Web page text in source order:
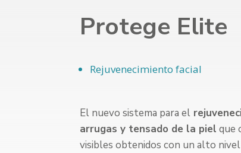
Protege Elite
Rejuvenecimiento facial
El nuevo sistema para el
arrugas y tensado de la piel que
visibles obtenidos con un alto nivel